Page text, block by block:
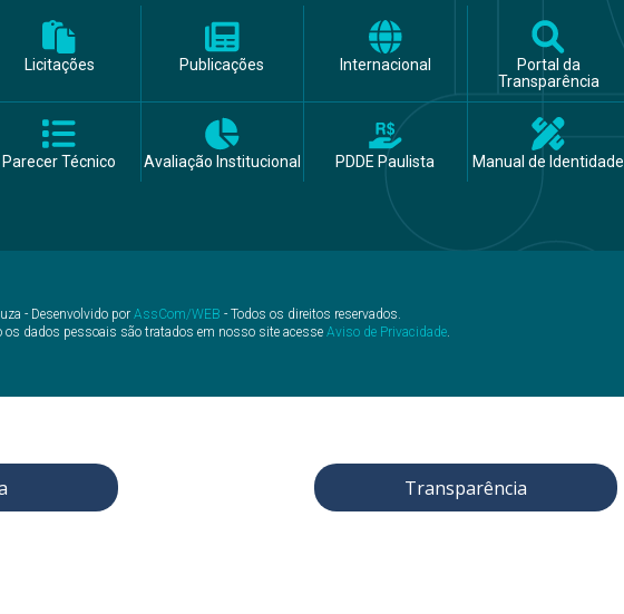
Licitações Publicações Internacional
Portal da
Transparência
Parecer Técnico Avaliação Institucional PDDE Paulista Manual de Identidade
- Desenvolvido por AssCom/WEB - Todos os direitos reservados.
os dados pessoais são tratados em nosso site acesse Aviso de Privacidade
Transparência